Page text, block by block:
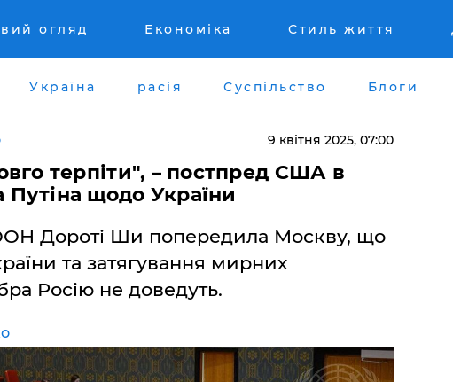
огляд Економіка Стиль життя
Україна расія Суспільство Блоги
9 квітня 2025, 07:00
терпіти", – постпред США в
щодо України
Дороті Ши попередила Москву, що
та затягування мирних
Росію не доведуть.